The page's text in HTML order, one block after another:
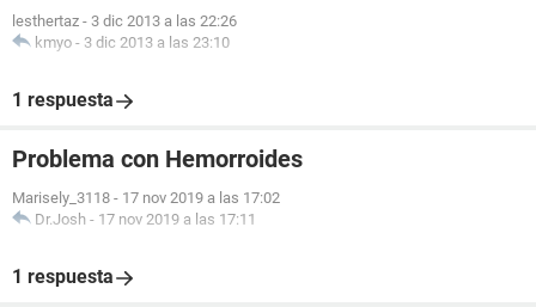
lesthertaz - 3 dic 2013 a las 22:26
kmyo - 3 dic 2013 a las 23:10
1 respuesta
Problema con Hemorroides
Marisely_3118 - 17 nov 2019 a las 17:02
Dr.Josh - 17 nov 2019 a las 17:11
1 respuesta